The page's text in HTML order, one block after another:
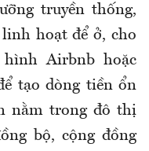
truyền thống,
hoạt để ở, cho
Airbnb hoặc
tạo dòng tiền ổn
nằm trong đô thị
bộ, cộng đồng